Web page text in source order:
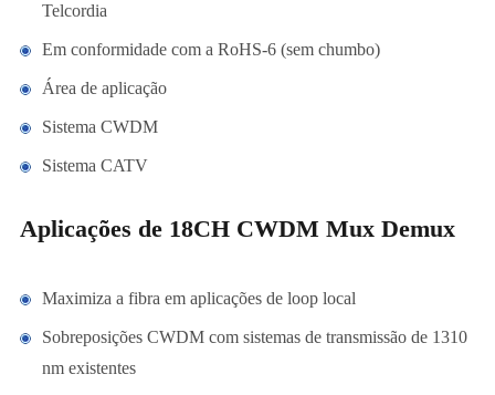
Telcordia
Em conformidade com a RoHS-6 (sem chumbo)
Área de aplicação
Sistema CWDM
Sistema CATV
Aplicações de 18CH CWDM Mux Demux
Maximiza a fibra em aplicações de loop local
Sobreposições CWDM com sistemas de transmissão de 1310
nm existentes